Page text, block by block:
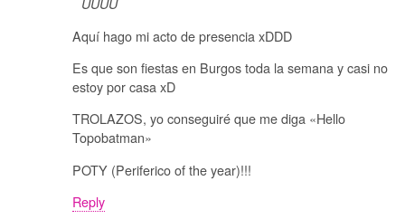
UUUU
Aquí hago mi acto de presencia xDDD
Es que son fiestas en Burgos toda la semana y casi no
estoy por casa xD
TROLAZOS, yo conseguiré que me diga «Hello
Topobatman»
POTY (Periferico of the year)!!!
Reply